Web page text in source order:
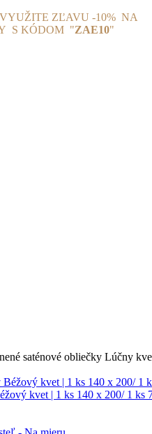
ZĽAVU -10% NA
S KÓDOM "ZAE10"
saténové obliečky Lúčny
kvet | 1 ks 140 x 200/ 1 ks